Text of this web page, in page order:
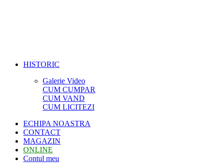
HISTORIC
Galerie Video
CUM CUMPAR
CUM VAND
CUM LICITEZI
ECHIPA NOASTRA
CONTACT
MAGAZIN
ONLINE
Contul meu